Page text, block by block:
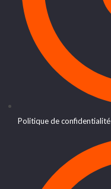
Politique de confidentialité